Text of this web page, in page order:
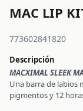
MAC LIP
773602841820
Descripción
MACXIMAL SLEEK
Una barra de labios
pigmentos y 12